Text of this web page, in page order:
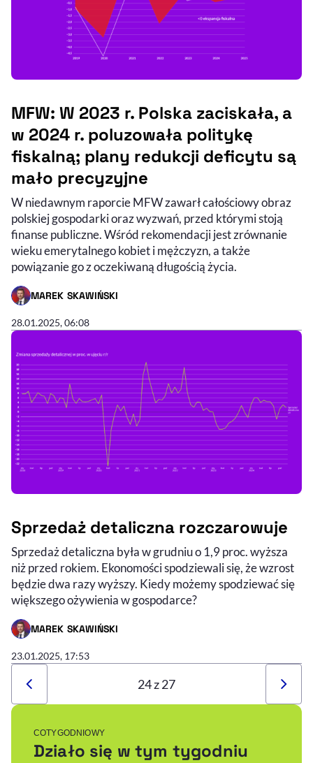
MFW: W 2023 r. Polska zaciskała, a
w 2024 r. poluzowała politykę
fiskalną; plany redukcji deficytu są
mało precyzyjne
W niedawnym raporcie MFW zawarł całościowy obraz
polskiej gospodarki oraz wyzwań, przed którymi stoją
finanse publiczne. Wśród rekomendacji jest zrównanie
wieku emerytalnego kobiet i mężczyzn, a także
powiązanie go z oczekiwaną długością życia.
MAREK SKAWIŃSKI
- AUTOR ARTYKUŁU - PROFIL
28.01.2025, 06:08
Sprzedaż detaliczna rozczarowuje
Sprzedaż detaliczna była w grudniu o 1,9 proc. wyższa
niż przed rokiem. Ekonomości spodziewali się, że wzrost
będzie dwa razy wyższy. Kiedy możemy spodziewać się
większego ożywienia w gospodarce?
MAREK SKAWIŃSKI
- AUTOR ARTYKUŁU - PROFIL
23.01.2025, 17:53
24 z 27